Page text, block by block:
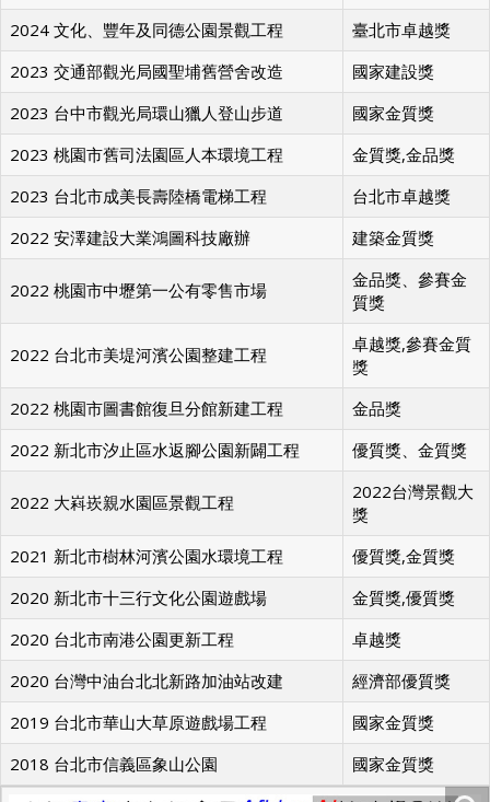
2024 文化、豐年及同德公園景觀工程
臺北市卓越獎
2023 交通部觀光局國聖埔舊營舍改造
國家建設獎
2023 台中市觀光局環山獵人登山步道
國家金質獎
2023 桃園市舊司法園區人本環境工程
金質獎,金品獎
2023 台北市成美長壽陸橋電梯工程
台北市卓越獎
2022 安澤建設大業鴻圖科技廠辦
建築金質獎
2022 桃園市中壢第一公有零售市場
金品獎、參賽金
質獎
2022 台北市美堤河濱公園整建工程
卓越獎,參賽金質
獎
2022 桃園市圖書館復旦分館新建工程
金品獎
2022 新北市汐止區水返腳公園新闢工程
優質獎、金質獎
2022 大嵙崁親水園區景觀工程
2022台灣景觀大
獎
2021 新北市樹林河濱公園水環境工程
優質獎,金質獎
2020 新北市十三行文化公園遊戲場
金質獎,優質獎
2020 台北市南港公園更新工程
卓越獎
2020 台灣中油台北北新路加油站改建
經濟部優質獎
2019 台北市華山大草原遊戲場工程
國家金質獎
2018 台北市信義區象山公園
國家金質獎